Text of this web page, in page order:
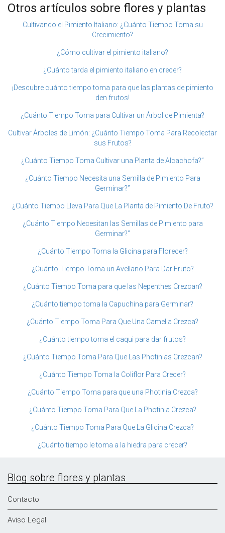
Otros artículos sobre flores y plantas
Cultivando el Pimiento Italiano: ¿Cuánto Tiempo Toma su
Crecimiento?
¿Cómo cultivar el pimiento italiano?
¿Cuánto tarda el pimiento italiano en crecer?
¡Descubre cuánto tiempo toma para que las plantas de pimiento
den frutos!
¿Cuánto Tiempo Toma para Cultivar un Árbol de Pimienta?
Cultivar Árboles de Limón: ¿Cuánto Tiempo Toma Para Recolectar
sus Frutos?
¿Cuánto Tiempo Toma Cultivar una Planta de Alcachofa?”
¿Cuánto Tiempo Necesita una Semilla de Pimiento Para
Germinar?”
¿Cuánto Tiempo Lleva Para Que La Planta de Pimiento De Fruto?
¿Cuánto Tiempo Necesitan las Semillas de Pimiento para
Germinar?”
¿Cuánto Tiempo Toma la Glicina para Florecer?
¿Cuánto Tiempo Toma un Avellano Para Dar Fruto?
¿Cuánto Tiempo Toma para que las Nepenthes Crezcan?
¿Cuánto tiempo toma la Capuchina para Germinar?
¿Cuánto Tiempo Toma Para Que Una Camelia Crezca?
¿Cuánto tiempo toma el caqui para dar frutos?
¿Cuánto Tiempo Toma Para Que Las Photinias Crezcan?
¿Cuánto Tiempo Toma la Coliflor Para Crecer?
¿Cuánto Tiempo Toma para que una Photinia Crezca?
¿Cuánto Tiempo Toma Para Que La Photinia Crezca?
¿Cuánto Tiempo Toma Para Que La Glicina Crezca?
¿Cuánto tiempo le toma a la hiedra para crecer?
Blog sobre flores y plantas
Contacto
Aviso Legal